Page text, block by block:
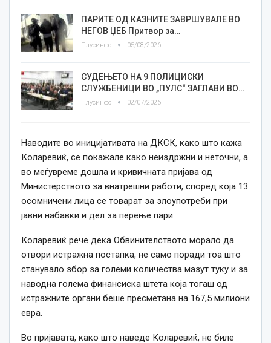
ПАРИТЕ ОД КАЗНИТЕ ЗАВРШУВАЛЕ ВО
НЕГОВ ЏЕБ Притвор за…
Плусинфо 05/08/2026
СУДЕЊЕТО НА 9 ПОЛИЦИСКИ
СЛУЖБЕНИЦИ ВО „ПУЛС“ ЗАГЛАВИ ВО…
Плусинфо 02/07/2026
Наводите во иницијативата на ДКСК, како што кажа
Коларевиќ, се покажале како неиздржни и неточни, а
во меѓувреме дошла и кривичната пријава од
Министерството за внатрешни работи, според која 13
осомничени лица се товарат за злоупотреби при
јавни набавки и дел за перење пари.
Коларевиќ рече дека Обвинителството морало да
отвори истражна постапка, не само поради тоа што
станувало збор за големи количества мазут туку и за
наводна голема финансиска штета која тогаш од
истражните органи беше пресметана на 167,5 милиони
евра.
Во пријавата, како што наведе Коларевиќ, не биле